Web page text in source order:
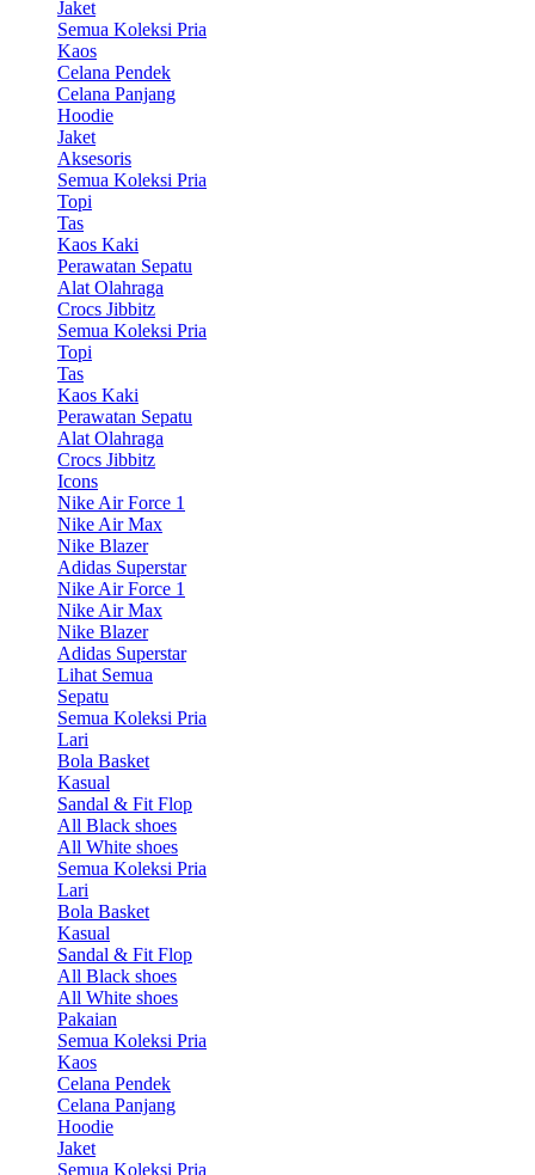
Jaket
Semua Koleksi Pria
Kaos
Celana Pendek
Celana Panjang
Hoodie
Jaket
Aksesoris
Semua Koleksi Pria
Topi
Tas
Kaos Kaki
Perawatan Sepatu
Alat Olahraga
Crocs Jibbitz
Semua Koleksi Pria
Topi
Tas
Kaos Kaki
Perawatan Sepatu
Alat Olahraga
Crocs Jibbitz
Icons
Nike Air Force 1
Nike Air Max
Nike Blazer
Adidas Superstar
Nike Air Force 1
Nike Air Max
Nike Blazer
Adidas Superstar
Lihat Semua
Sepatu
Semua Koleksi Pria
Lari
Bola Basket
Kasual
Sandal & Fit Flop
All Black shoes
All White shoes
Semua Koleksi Pria
Lari
Bola Basket
Kasual
Sandal & Fit Flop
All Black shoes
All White shoes
Pakaian
Semua Koleksi Pria
Kaos
Celana Pendek
Celana Panjang
Hoodie
Jaket
Semua Koleksi Pria